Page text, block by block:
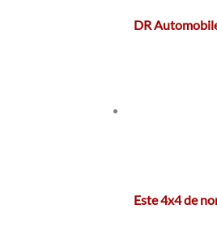
DR
Este 4x4 de